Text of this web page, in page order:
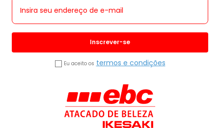
Inscrever-se
Eu aceito os termos e condições